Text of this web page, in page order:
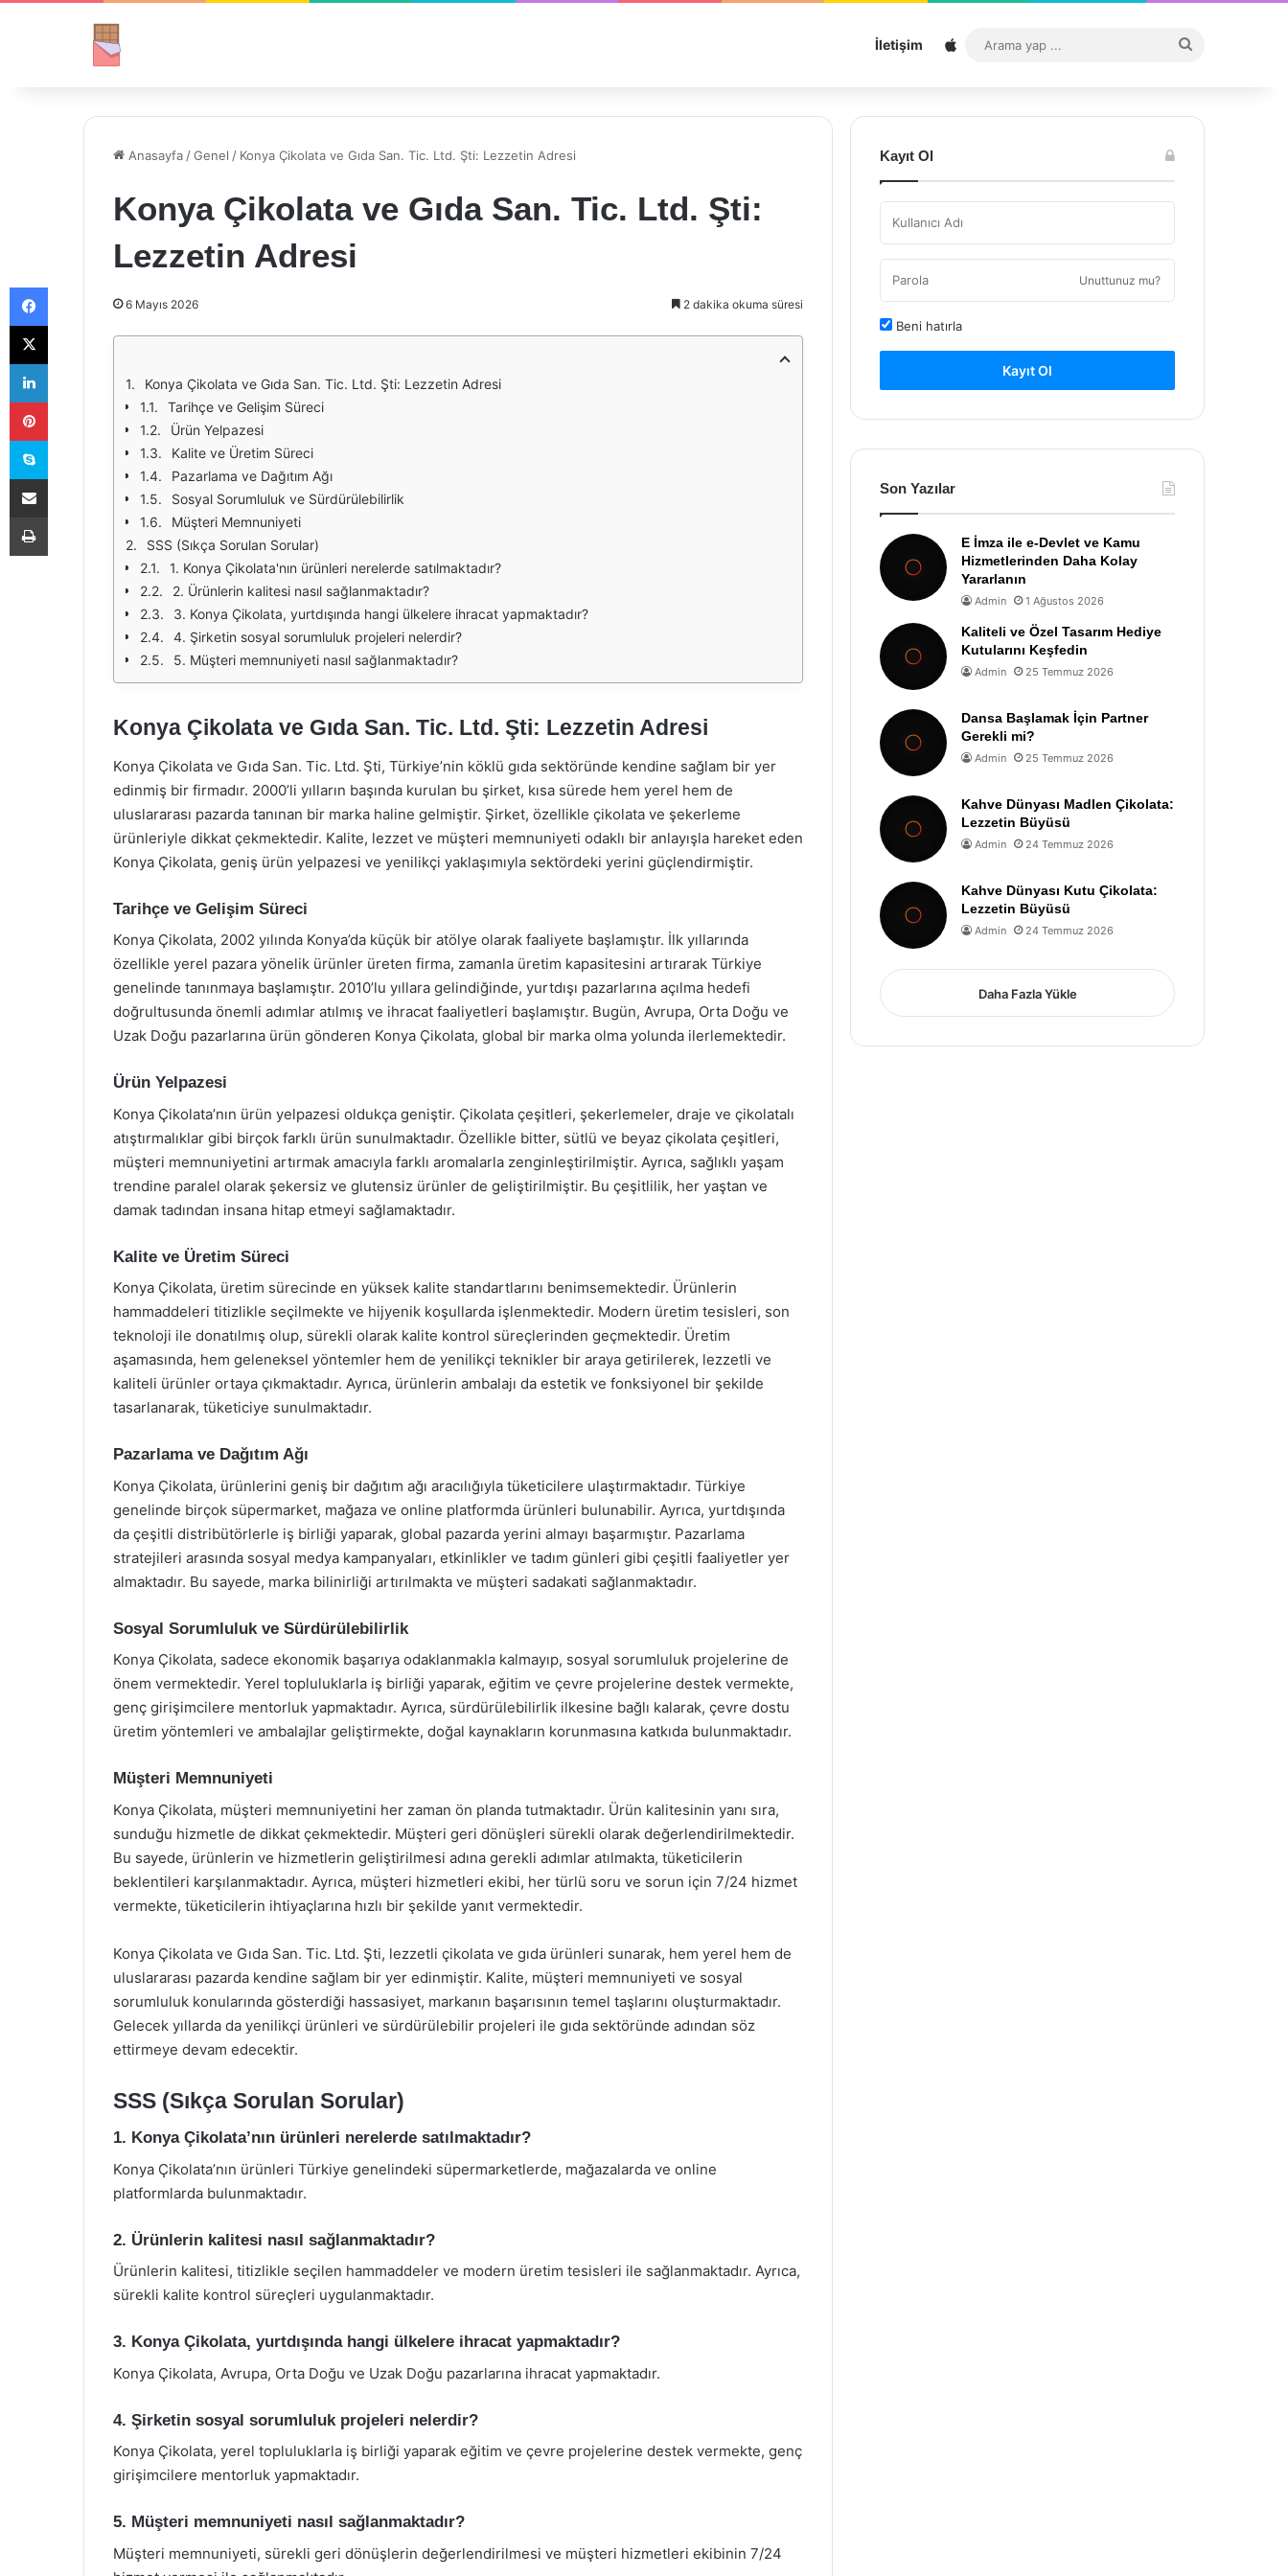
İletişim Sitemap
...
Anasayfa /Genel / Konya Çikolata ve Gıda San. Tic. Ltd. Şti: Lezzetin Adresi
Konya Çikolata ve Gıda San. Tic. Ltd. Şti:
Lezzetin Adresi
6 Mayıs 2026 2 dakika okuma süresi
Konya Çikolata ve Gıda San. Tic. Ltd. Şti: Lezzetin Adresi
Tarihçe ve Gelişim Süreci
Ürün Yelpazesi
Kalite ve Üretim Süreci
Pazarlama ve Dağıtım Ağı
Sosyal Sorumluluk ve Sürdürülebilirlik
Müşteri Memnuniyeti
SSS (Sıkça Sorulan Sorular)
1. Konya Çikolata'nın ürünleri nerelerde satılmaktadır?
2. Ürünlerin kalitesi nasıl sağlanmaktadır?
3. Konya Çikolata, yurtdışında hangi ülkelere ihracat yapmaktadır?
4. Şirketin sosyal sorumluluk projeleri nelerdir?
5. Müşteri memnuniyeti nasıl sağlanmaktadır?
Konya Çikolata ve Gıda San. Tic. Ltd. Şti: Lezzetin Adresi
Konya Çikolata ve Gıda San. Tic. Ltd. Şti, Türkiye’nin köklü gıda sektöründe kendine sağlam bir yer
edinmiş bir firmadır. 2000’li yılların başında kurulan bu şirket, kısa sürede hem yerel hem de
uluslararası pazarda tanınan bir marka haline gelmiştir. Şirket, özellikle çikolata ve şekerleme
ürünleriyle dikkat çekmektedir. Kalite, lezzet ve müşteri memnuniyeti odaklı bir anlayışla hareket eden
Konya Çikolata, geniş ürün yelpazesi ve yenilikçi yaklaşımıyla sektördeki yerini güçlendirmiştir.
Tarihçe ve Gelişim Süreci
Konya Çikolata, 2002 yılında Konya’da küçük bir atölye olarak faaliyete başlamıştır. İlk yıllarında
özellikle yerel pazara yönelik ürünler üreten firma, zamanla üretim kapasitesini artırarak Türkiye
genelinde tanınmaya başlamıştır. 2010’lu yıllara gelindiğinde, yurtdışı pazarlarına açılma hedefi
doğrultusunda önemli adımlar atılmış ve ihracat faaliyetleri başlamıştır. Bugün, Avrupa, Orta Doğu ve
Uzak Doğu pazarlarına ürün gönderen Konya Çikolata, global bir marka olma yolunda ilerlemektedir.
Ürün Yelpazesi
Konya Çikolata’nın ürün yelpazesi oldukça geniştir. Çikolata çeşitleri, şekerlemeler, draje ve çikolatalı
atıştırmalıklar gibi birçok farklı ürün sunulmaktadır. Özellikle bitter, sütlü ve beyaz çikolata çeşitleri,
müşteri memnuniyetini artırmak amacıyla farklı aromalarla zenginleştirilmiştir. Ayrıca, sağlıklı yaşam
trendine paralel olarak şekersiz ve glutensiz ürünler de geliştirilmiştir. Bu çeşitlilik, her yaştan ve
damak tadından insana hitap etmeyi sağlamaktadır.
Kalite ve Üretim Süreci
Konya Çikolata, üretim sürecinde en yüksek kalite standartlarını benimsemektedir. Ürünlerin
hammaddeleri titizlikle seçilmekte ve hijyenik koşullarda işlenmektedir. Modern üretim tesisleri, son
teknoloji ile donatılmış olup, sürekli olarak kalite kontrol süreçlerinden geçmektedir. Üretim
aşamasında, hem geleneksel yöntemler hem de yenilikçi teknikler bir araya getirilerek, lezzetli ve
kaliteli ürünler ortaya çıkmaktadır. Ayrıca, ürünlerin ambalajı da estetik ve fonksiyonel bir şekilde
tasarlanarak, tüketiciye sunulmaktadır.
Pazarlama ve Dağıtım Ağı
Konya Çikolata, ürünlerini geniş bir dağıtım ağı aracılığıyla tüketicilere ulaştırmaktadır. Türkiye
genelinde birçok süpermarket, mağaza ve online platformda ürünleri bulunabilir. Ayrıca, yurtdışında
da çeşitli distribütörlerle iş birliği yaparak, global pazarda yerini almayı başarmıştır. Pazarlama
stratejileri arasında sosyal medya kampanyaları, etkinlikler ve tadım günleri gibi çeşitli faaliyetler yer
almaktadır. Bu sayede, marka bilinirliği artırılmakta ve müşteri sadakati sağlanmaktadır.
Sosyal Sorumluluk ve Sürdürülebilirlik
Konya Çikolata, sadece ekonomik başarıya odaklanmakla kalmayıp, sosyal sorumluluk projelerine de
önem vermektedir. Yerel topluluklarla iş birliği yaparak, eğitim ve çevre projelerine destek vermekte,
genç girişimcilere mentorluk yapmaktadır. Ayrıca, sürdürülebilirlik ilkesine bağlı kalarak, çevre dostu
üretim yöntemleri ve ambalajlar geliştirmekte, doğal kaynakların korunmasına katkıda bulunmaktadır.
Müşteri Memnuniyeti
Konya Çikolata, müşteri memnuniyetini her zaman ön planda tutmaktadır. Ürün kalitesinin yanı sıra,
sunduğu hizmetle de dikkat çekmektedir. Müşteri geri dönüşleri sürekli olarak değerlendirilmektedir.
Bu sayede, ürünlerin ve hizmetlerin geliştirilmesi adına gerekli adımlar atılmakta, tüketicilerin
beklentileri karşılanmaktadır. Ayrıca, müşteri hizmetleri ekibi, her türlü soru ve sorun için 7/24 hizmet
vermekte, tüketicilerin ihtiyaçlarına hızlı bir şekilde yanıt vermektedir.
Konya Çikolata ve Gıda San. Tic. Ltd. Şti, lezzetli çikolata ve gıda ürünleri sunarak, hem yerel hem de
uluslararası pazarda kendine sağlam bir yer edinmiştir. Kalite, müşteri memnuniyeti ve sosyal
sorumluluk konularında gösterdiği hassasiyet, markanın başarısının temel taşlarını oluşturmaktadır.
Gelecek yıllarda da yenilikçi ürünleri ve sürdürülebilir projeleri ile gıda sektöründe adından söz
ettirmeye devam edecektir.
SSS (Sıkça Sorulan Sorular)
1. Konya Çikolata’nın ürünleri nerelerde satılmaktadır?
Konya Çikolata’nın ürünleri Türkiye genelindeki süpermarketlerde, mağazalarda ve online
platformlarda bulunmaktadır.
2. Ürünlerin kalitesi nasıl sağlanmaktadır?
Ürünlerin kalitesi, titizlikle seçilen hammaddeler ve modern üretim tesisleri ile sağlanmaktadır. Ayrıca,
sürekli kalite kontrol süreçleri uygulanmaktadır.
3. Konya Çikolata, yurtdışında hangi ülkelere ihracat yapmaktadır?
Konya Çikolata, Avrupa, Orta Doğu ve Uzak Doğu pazarlarına ihracat yapmaktadır.
4. Şirketin sosyal sorumluluk projeleri nelerdir?
Konya Çikolata, yerel topluluklarla iş birliği yaparak eğitim ve çevre projelerine destek vermekte, genç
girişimcilere mentorluk yapmaktadır.
5. Müşteri memnuniyeti nasıl sağlanmaktadır?
Müşteri memnuniyeti, sürekli geri dönüşlerin değerlendirilmesi ve müşteri hizmetleri ekibinin 7/24
Kayıt Ol
Unuttunuz mu?
Beni hatırla
Kayıt Ol
Son Yazılar
E İmza ile e-Devlet ve Kamu
Hizmetlerinden Daha Kolay
Yararlanın
Admin 1 Ağustos 2026
Kaliteli ve Özel Tasarım Hediye
Kutularını Keşfedin
Admin 25 Temmuz 2026
Dansa Başlamak İçin Partner
Gerekli mi?
Admin 25 Temmuz 2026
Kahve Dünyası Madlen Çikolata:
Lezzetin Büyüsü
Admin 24 Temmuz 2026
Kahve Dünyası Kutu Çikolata:
Lezzetin Büyüsü
Admin 24 Temmuz 2026
Daha Fazla Yükle
Facebook
X
LinkedIn
Pinterest
Skype
E-Posta ile paylaş